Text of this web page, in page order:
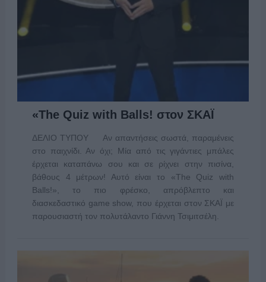
«The Quiz with Balls! στον ΣΚΑΪ
ΔΕΛΙΟ ΤΥΠΟΥ Αν απαντήσεις σωστά, παραμένεις
στο παιχνίδι. Αν όχι; Μία από τις γιγάντιες μπάλες
έρχεται καταπάνω σου και σε ρίχνει στην πισίνα,
βάθους 4 μέτρων! Αυτό είναι το «The Quiz with
Balls!», το πιο φρέσκο, απρόβλεπτο και
διασκεδαστικό game show, που έρχεται στον ΣΚΑΪ με
παρουσιαστή τον πολυτάλαντο Γιάννη Τσιμιτσέλη.